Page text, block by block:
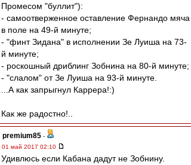
Промесом "буллит"):
- самоотверженное оставление Фернандо мяча
в поле на 49-й минуте;
- "финт Зидана" в исполнении Зе Луиша на 73-
й минуте;
- роскошный дриблинг Зобнина на 80-й минуте;
- "слалом" от Зе Луиша на 93-й минуте.
...А как запрыгнул Каррера!:)
Как же радостно!..
premium85 -
01 май 2017 02:10
Удивлюсь если Кабана дадут не Зобнину.